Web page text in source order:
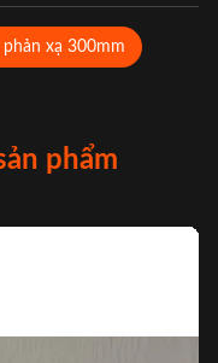
phản xạ 300mm
phẩm